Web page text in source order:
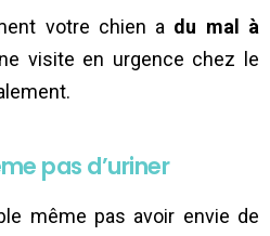
votre chien a du mal à
visite en urgence chez le
pas d’uriner
même pas avoir envie de